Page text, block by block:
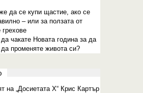
да се купи щастие, ако се
– или за ползата от
чакате Новата година за да
да променяте живота си?
на „Досиетата Х“ Крис Картър